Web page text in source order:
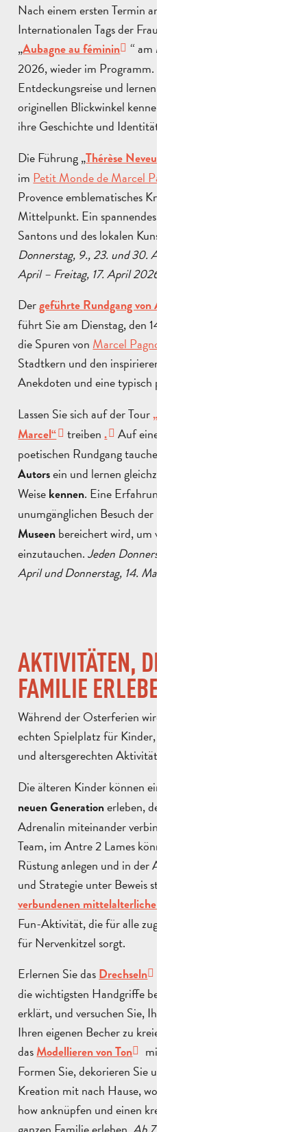
Nach einem ersten Termin am 8. März anlässlich des
Internationalen Tags der Frauenrechte ist die Führung
„Aubagne au féminin “ am Mittwoch, dem 15. April
2026, wieder im Programm. Gehen Sie auf
Entdeckungsreise und lernen Sie die Stadt aus einem
originellen Blickwinkel kennen, anhand der Frauen, die
ihre Geschichte und Identität geprägt haben.
Die Führung „Thérèse Neveu, notre belle santonnière
im Petit Monde de Marcel Pagnol
Provence emblematisches Know-how in den
Mittelpunkt. Ein spannendes Eintauchen in die Welt der
Santons und des lokalen Kunsthandwerks.
Donnerstag, 9., 23. und 30. April – Dienstag, 14. und 21.
April – Freitag, 17. April 2026.
Dergeführte Rundgang von Aubagne nach La Treille
führt Sie am Dienstag, den 14. und 21. April 2026, auf
die Spuren von Marcel Pagnol
Stadtkern und den inspirierenden Hügeln entdecken Sie
Anekdoten und eine typisch provenzalische Kulisse.
Lassen Sie sich auf der Tour„Aubagne in den Augen von
Marcel“
treiben.
Auf einem malerischen und
poetischen Rundgang tauchen Sie in die
Autorsein und lernen gleichzeitig
Weise kennen. Eine Erfahrung, die durch einen
unumgänglichen Besuch der
Museen bereichert wird, um vollständig und inspirierend
einzutauchen.Jeden Donnerstag vom 9. April bis 30.
April und Donnerstag, 14. Mai 2026
AKTIVITÄTEN, DIE DIE GANZE
FAMILIE ERLEBEN KANN
Während der Osterferien wird Aubagne zu einem
echten Spielplatz für Kinder, mit spielerischen, kreativen
und altersgerechten Aktivitäten.
Die älteren Kinder können einen
neuen Generationerleben, der Technologie und
Adrenalin miteinander verbindet. Ob im Duell oder im
Team, im Antre 2 Lames können Sie Ihre vernetzte
Rüstung anlegen und in der Arena Ihre Schnelligkeit
und Strategie unter Beweis stellen. Das Spiel der
verbundenen mittelalterlichen Ritter
Fun-Aktivität, die für alle zugänglich ist und garantiert
für Nervenkitzel sorgt.
Erlernen Sie dasDrechseln
die wichtigsten Handgriffe beim Umgang mit Ton
erklärt, und versuchen Sie, Ihre eigene Schüssel oder
Ihren eigenen Becher zu kreieren. Entdecken Sie auch
dasModellieren von Ton
mit der Pincé-Technik:
Formen Sie, dekorieren Sie und nehmen Sie dann Ihre
Kreation mit nach Hause, wobei Sie an ein altes Know-
how anknüpfen und einen kreativen Moment mit der